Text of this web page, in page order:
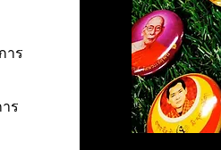
าร
ร